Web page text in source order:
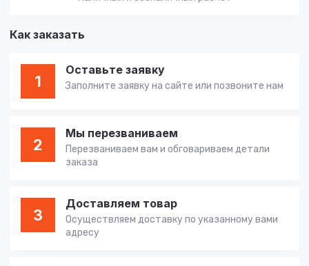
Как заказать
1
Оставьте заявку
Заполните заявку на сайте или позвоните нам
2
Мы перезваниваем
Перезваниваем вам и обговариваем детали
заказа
3
Доставляем товар
Осуществляем доставку по указанному вами
адресу